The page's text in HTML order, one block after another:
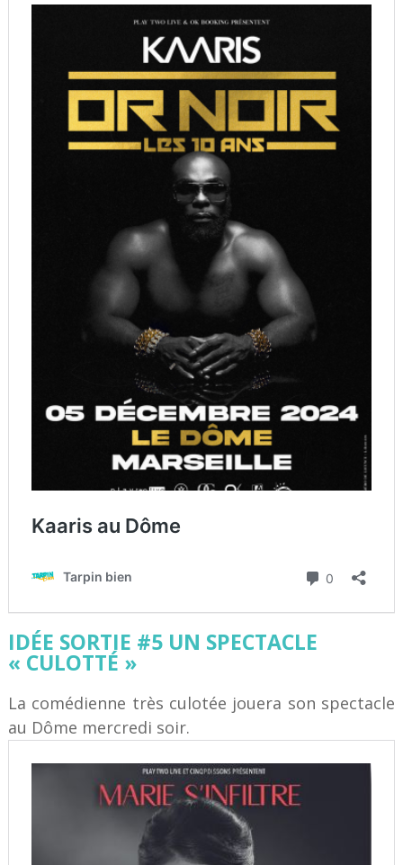
IDÉE SORTIE #5 UN SPECTACLE
« CULOTTÉ »
La comédienne très culotée jouera son spectacle
au Dôme mercredi soir.